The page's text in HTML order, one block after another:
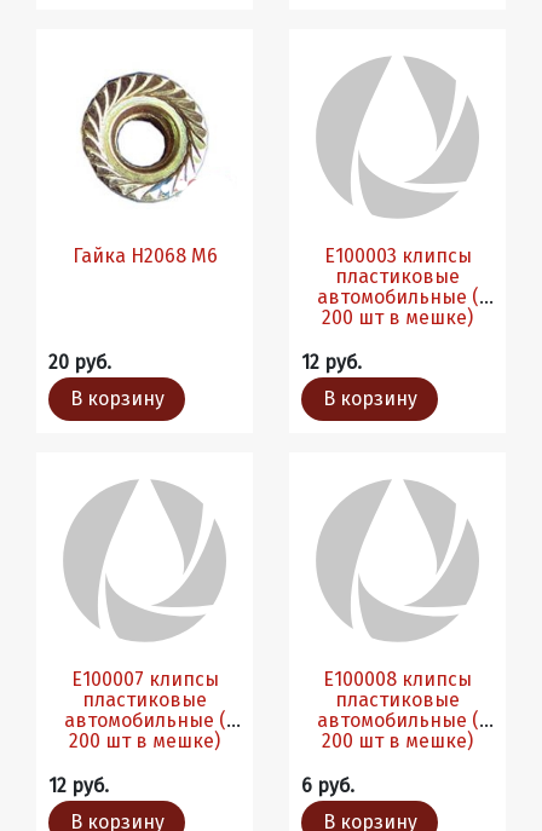
Гайка H2068 М6
20 руб.
В корзину
Е100003 клипсы
пластиковые
автомобильные (
200 шт в мешке)
12 руб.
В корзину
Е100007 клипсы
пластиковые
автомобильные (
200 шт в мешке)
12 руб.
В корзину
Е100008 клипсы
пластиковые
автомобильные (
200 шт в мешке)
6 руб.
В корзину